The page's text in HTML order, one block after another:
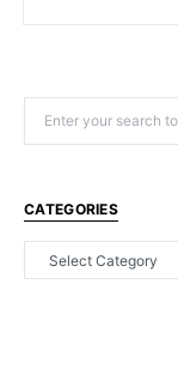
CATEGORIES